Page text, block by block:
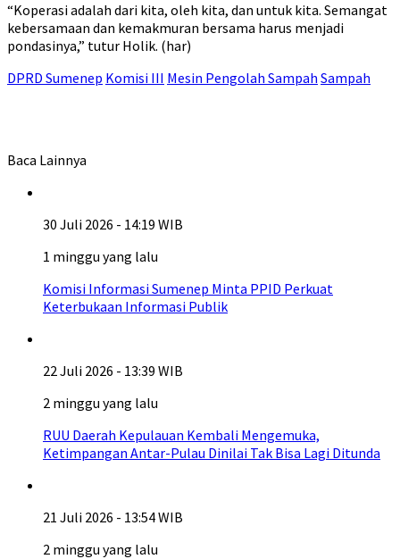
“Koperasi adalah dari kita, oleh kita, dan untuk kita. Semangat
kebersamaan dan kemakmuran bersama harus menjadi
pondasinya,” tutur Holik. (har)
DPRD Sumenep Komisi III Mesin Pengolah Sampah Sampah
Baca Lainnya
30 Juli 2026 - 14:19 WIB
1 minggu yang lalu
Komisi Informasi Sumenep Minta PPID Perkuat
Keterbukaan Informasi Publik
22 Juli 2026 - 13:39 WIB
2 minggu yang lalu
RUU Daerah Kepulauan Kembali Mengemuka,
Ketimpangan Antar-Pulau Dinilai Tak Bisa Lagi Ditunda
21 Juli 2026 - 13:54 WIB
2 minggu yang lalu